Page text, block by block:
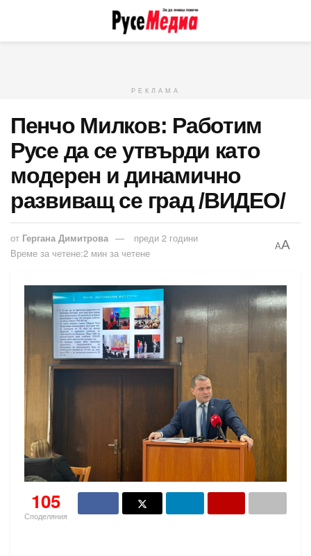
РЕКЛАМА
Пенчо Милков: Работим
Русе да се утвърди като
модерен и динамично
развиващ се град /ВИДЕО/
от Гергана Димитрова
преди 2 години
Време за четене:2 мин за четене
AA
105
Споделяния